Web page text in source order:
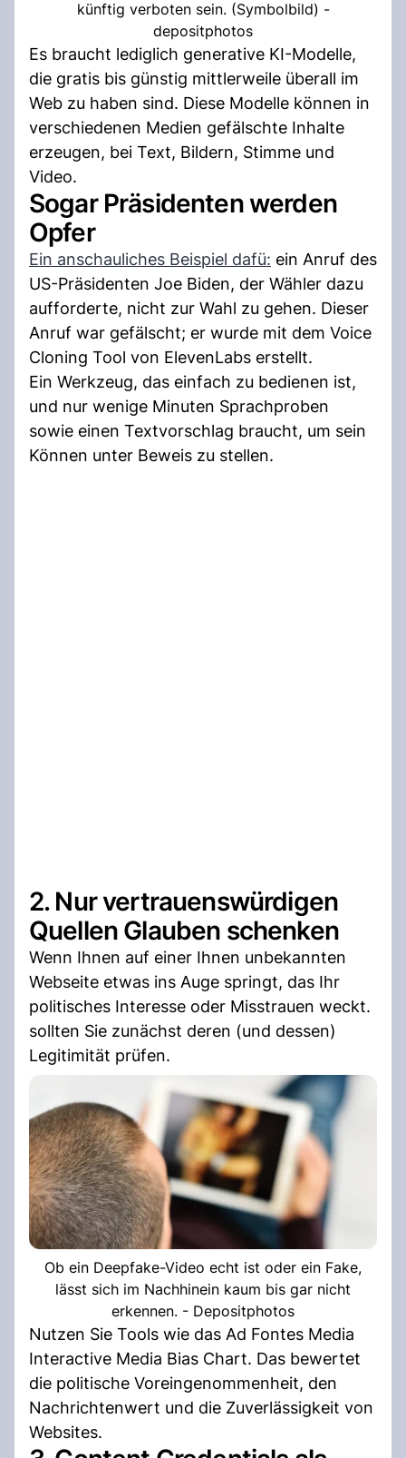
künftig verboten sein. (Symbolbild) -
depositphotos
Es braucht lediglich generative KI-Modelle,
die gratis bis günstig mittlerweile überall im
Web zu haben sind. Diese Modelle können in
verschiedenen Medien gefälschte Inhalte
erzeugen, bei Text, Bildern, Stimme und
Video.
Sogar Präsidenten werden
Opfer
Ein anschauliches Beispiel dafü: ein Anruf des
US-Präsidenten Joe Biden, der Wähler dazu
aufforderte, nicht zur Wahl zu gehen. Dieser
Anruf war gefälscht; er wurde mit dem Voice
Cloning Tool von ElevenLabs erstellt.
Ein Werkzeug, das einfach zu bedienen ist,
und nur wenige Minuten Sprachproben
sowie einen Textvorschlag braucht, um sein
Können unter Beweis zu stellen.
2. Nur vertrauenswürdigen
Quellen Glauben schenken
Wenn Ihnen auf einer Ihnen unbekannten
Webseite etwas ins Auge springt, das Ihr
politisches Interesse oder Misstrauen weckt.
sollten Sie zunächst deren (und dessen)
Legitimität prüfen.
Ob ein Deepfake-Video echt ist oder ein Fake,
lässt sich im Nachhinein kaum bis gar nicht
erkennen. - Depositphotos
Nutzen Sie Tools wie das Ad Fontes Media
Interactive Media Bias Chart. Das bewertet
die politische Voreingenommenheit, den
Nachrichtenwert und die Zuverlässigkeit von
Websites.